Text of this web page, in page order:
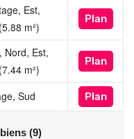
ce bien est exposé
:
Est,
m²)
Plan
Nord, Est,
m²)
Plan
Sud Plan
(9)